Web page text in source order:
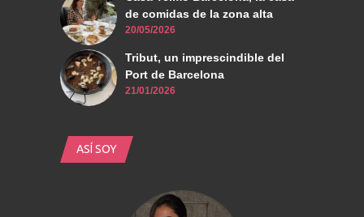
de comidas de la zona alta
20/05/2026
Tribut, un imprescindible del
Port de Barcelona
21/01/2026
ASÍ SOY